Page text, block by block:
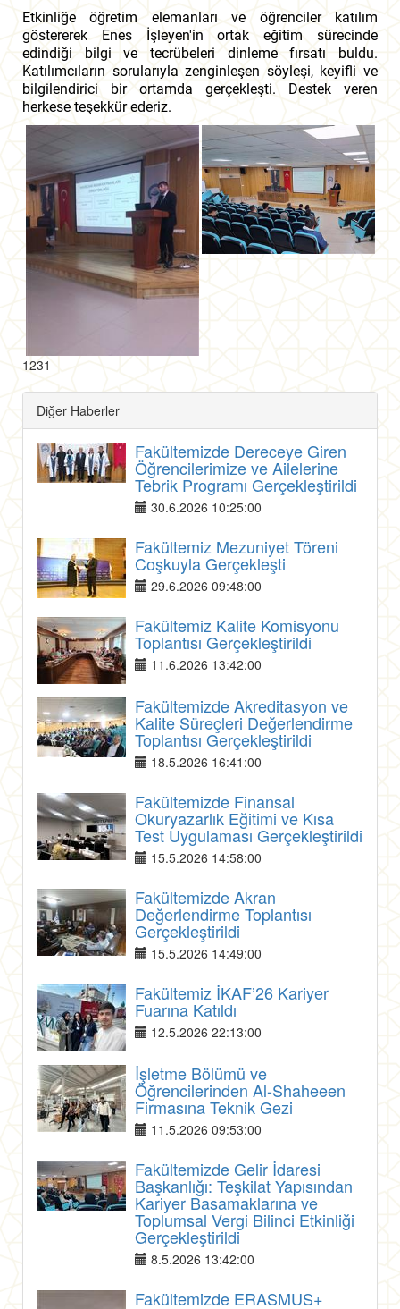
Etkinliğe öğretim elemanları ve öğrenciler katılım
göstererek Enes İşleyen'in ortak eğitim sürecinde
edindiği bilgi ve tecrübeleri dinleme fırsatı buldu.
Katılımcıların sorularıyla zenginleşen söyleşi, keyifli ve
bilgilendirici bir ortamda gerçekleşti. Destek veren
herkese teşekkür ederiz.
1231
Diğer Haberler
Fakültemizde Dereceye Giren
Öğrencilerimize ve Ailelerine
Tebrik Programı Gerçekleştirildi
30.6.2026 10:25:00
Fakültemiz Mezuniyet Töreni
Coşkuyla Gerçekleşti
29.6.2026 09:48:00
Fakültemiz Kalite Komisyonu
Toplantısı Gerçekleştirildi
11.6.2026 13:42:00
Fakültemizde Akreditasyon ve
Kalite Süreçleri Değerlendirme
Toplantısı Gerçekleştirildi
18.5.2026 16:41:00
Fakültemizde Finansal
Okuryazarlık Eğitimi ve Kısa
Test Uygulaması Gerçekleştirildi
15.5.2026 14:58:00
Fakültemizde Akran
Değerlendirme Toplantısı
Gerçekleştirildi
15.5.2026 14:49:00
Fakültemiz İKAF’26 Kariyer
Fuarına Katıldı
12.5.2026 22:13:00
İşletme Bölümü ve
Öğrencilerinden Al-Shaheeen
Firmasına Teknik Gezi
11.5.2026 09:53:00
Fakültemizde Gelir İdaresi
Başkanlığı: Teşkilat Yapısından
Kariyer Basamaklarına ve
Toplumsal Vergi Bilinci Etkinliği
Gerçekleştirildi
8.5.2026 13:42:00
Fakültemizde ERASMUS+